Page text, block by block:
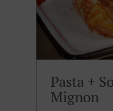
Pasta +
Mignon